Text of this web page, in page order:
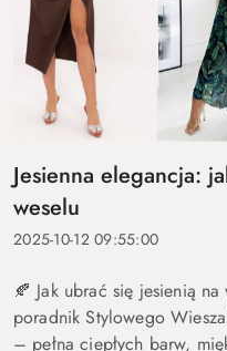
Jesienna elegancja:
weselu
2025-10-12 09:55:00
🍂 Jak ubrać się jesienią
poradnik Stylowego
– pełna ciepłych barw,